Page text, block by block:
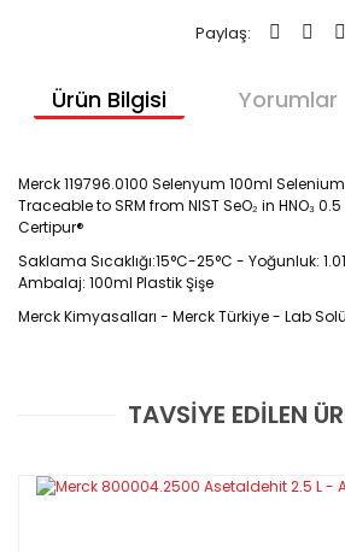
Paylaş:
Ürün Bilgisi Yorumlar
Merck 119796.0100 Selenyum 100ml
Traceable to SRM from NIST SeO₂ in HNO₃
Certipur®
Saklama Sıcaklığı:15°C-25°C - Yoğunluk:
Ambalaj: 100ml Plastik Şişe
Merck Kimyasalları - Merck Türkiye - Lab
Bu ürüne ilk yorumu siz
Yorum Yaz
TAVSİYE EDİLEN